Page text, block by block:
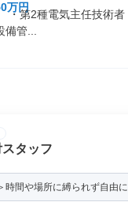
万円
・第2種電気主任技術
管...
タッフ
時間や場所に縛られず自由